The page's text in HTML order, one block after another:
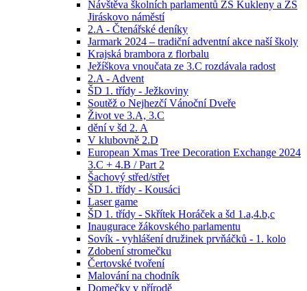
Návštěva školních parlamentů ZŠ Kukleny a ZŠ
Jiráskovo náměstí
2.A - Čtenářské deníky
Jarmark 2024 – tradiční adventní akce naší školy
Krajská brambora z florbalu
Ježíškova vnoučata ze 3.C rozdávala radost
2.A - Advent
ŠD 1. třídy - Ježkoviny
Soutěž o Nejhezčí Vánoční Dveře
Život ve 3.A, 3.C
dění v šd 2. A
V klubovně 2.D
European Xmas Tree Decoration Exchange 2024
3.C + 4.B / Part 2
Šachový střed/střet
ŠD 1. třídy - Kousáci
Laser game
ŠD 1. třídy - Skřítek Horáček a šd 1.a,4.b,c
Inaugurace žákovského parlamentu
Sovík - vyhlášení družinek prvňáčků - 1. kolo
Zdobení stromečku
Čertovské tvoření
Malování na chodník
Domečky v přírodě